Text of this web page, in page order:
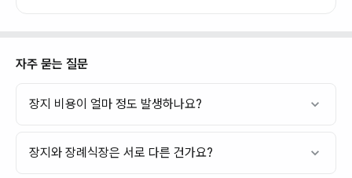
자주 묻는 질문
장지 비용이 얼마 정도 발생하나요?
장지와 장례식장은 서로 다른 건가요?